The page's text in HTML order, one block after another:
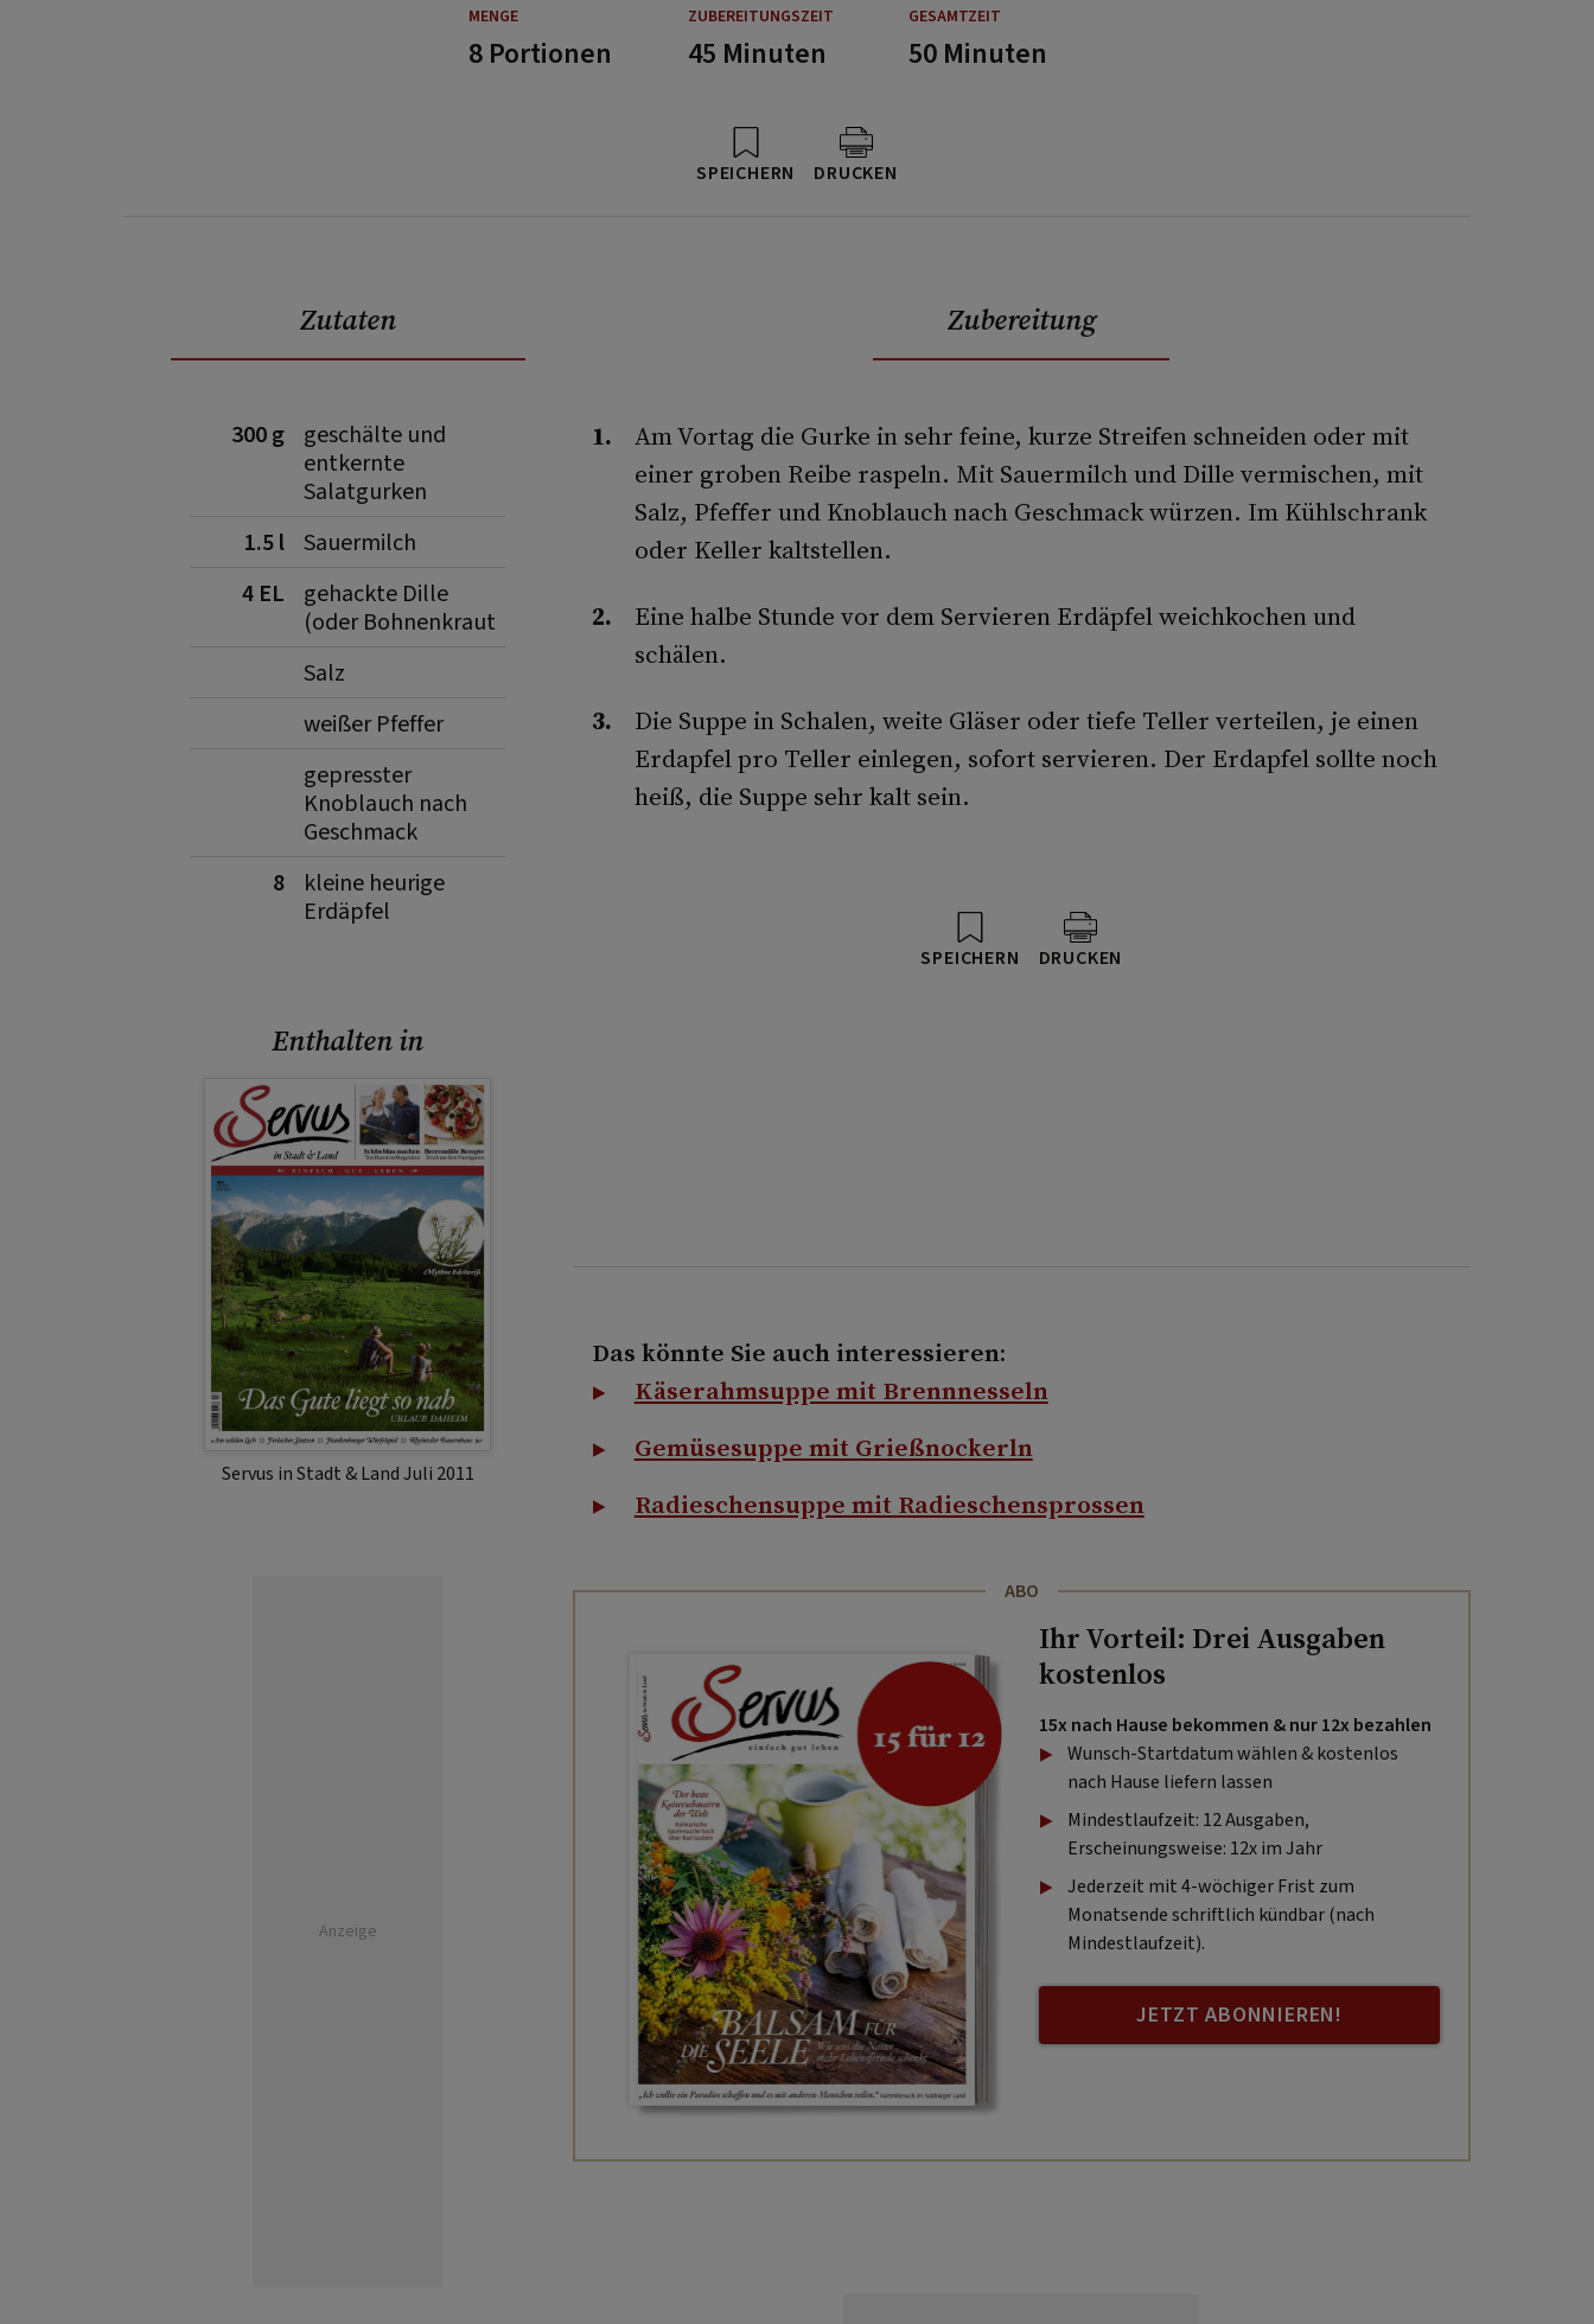
MENGE ZUBEREITUNGSZEIT GESAMTZEIT
8 Portionen 45 Minuten 50 Minuten
SPEICHERN DRUCKEN
Zutaten
300 g
geschälte und
entkernte
Salatgurken
1.5 l Sauermilch
4 EL
gehackte Dille
(oder Bohnenkraut
Salz
weißer Pfeffer
gepresster
Knoblauch nach
Geschmack
8
kleine heurige
Erdäpfel
Enthalten in
Servus in Stadt & Land Juli 2011
Anzeige
Zubereitung
Am Vortag die Gurke in sehr feine, kurze Streifen schneiden oder mit
einer groben Reibe raspeln. Mit Sauermilch und Dille vermischen, mit
Salz, Pfeffer und Knoblauch nach Geschmack würzen. Im Kühlschrank
oder Keller kaltstellen.
Eine halbe Stunde vor dem Servieren Erdäpfel weichkochen und
schälen.
Die Suppe in Schalen, weite Gläser oder tiefe Teller verteilen, je einen
Erdapfel pro Teller einlegen, sofort servieren. Der Erdapfel sollte noch
heiß, die Suppe sehr kalt sein.
SPEICHERN DRUCKEN
Das könnte Sie auch interessieren:
Käserahmsuppe mit Brennnesseln
Gemüsesuppe mit Grießnockerln
Radieschensuppe mit Radieschensprossen
ABO
Ihr Vorteil: Drei Ausgaben
kostenlos
15x nach Hause bekommen & nur 12x bezahlen
Wunsch-Startdatum wählen & kostenlos
nach Hause liefern lassen
Mindestlaufzeit: 12 Ausgaben,
Erscheinungsweise: 12x im Jahr
Jederzeit mit 4-wöchiger Frist zum
Monatsende schriftlich kündbar (nach
Mindestlaufzeit).
JETZT ABONNIEREN!